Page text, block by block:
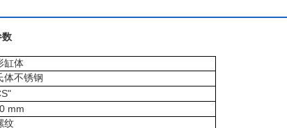
数
缸体
体不锈钢
mm
纹